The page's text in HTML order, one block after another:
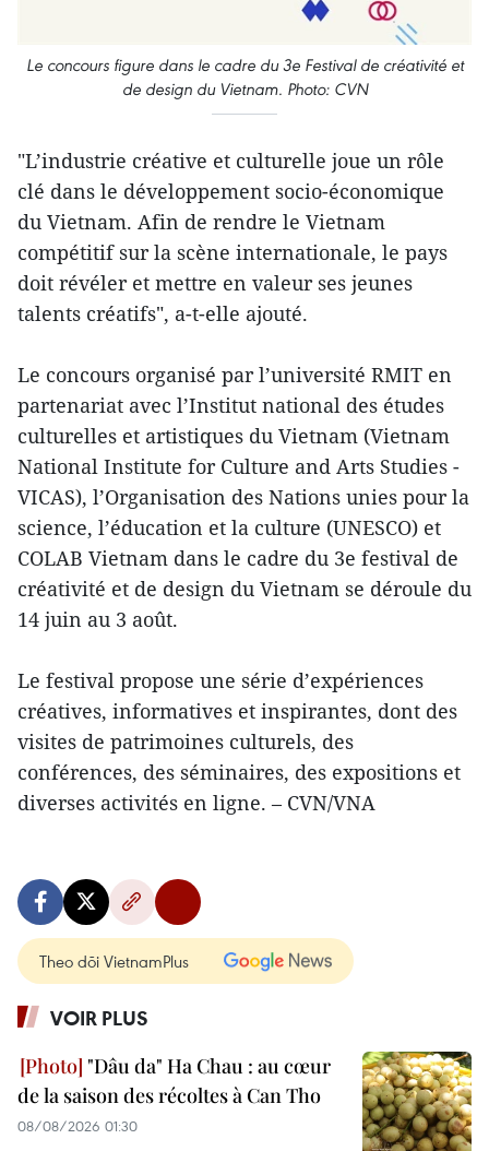
Le concours figure dans le cadre du 3e Festival de créativité et
de design du Vietnam. Photo: CVN
"L’industrie créative et culturelle joue un rôle
clé dans le développement socio-économique
du Vietnam. Afin de rendre le Vietnam
compétitif sur la scène internationale, le pays
doit révéler et mettre en valeur ses jeunes
talents créatifs", a-t-elle ajouté.
Le concours organisé par l’université RMIT en
partenariat avec l’Institut national des études
culturelles et artistiques du Vietnam (Vietnam
National Institute for Culture and Arts Studies -
VICAS), l’Organisation des Nations unies pour la
science, l’éducation et la culture (UNESCO) et
COLAB Vietnam dans le cadre du 3e festival de
créativité et de design du Vietnam se déroule du
14 juin au 3 août.
Le festival propose une série d’expériences
créatives, informatives et inspirantes, dont des
visites de patrimoines culturels, des
conférences, des séminaires, des expositions et
diverses activités en ligne. – CVN/VNA
Theo dõi VietnamPlus
VOIR PLUS
"Dâu da" Ha Chau : au cœur
de la saison des récoltes à Can Tho
08/08/2026 01:30